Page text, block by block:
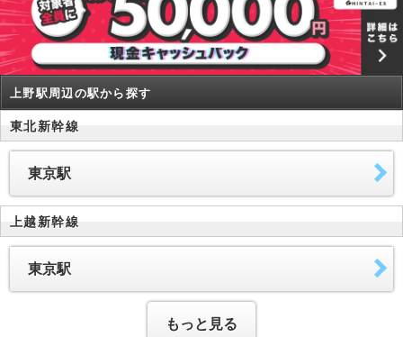
上野駅周辺の駅から探す
東北新幹線
東京駅
上越新幹線
東京駅
もっと見る